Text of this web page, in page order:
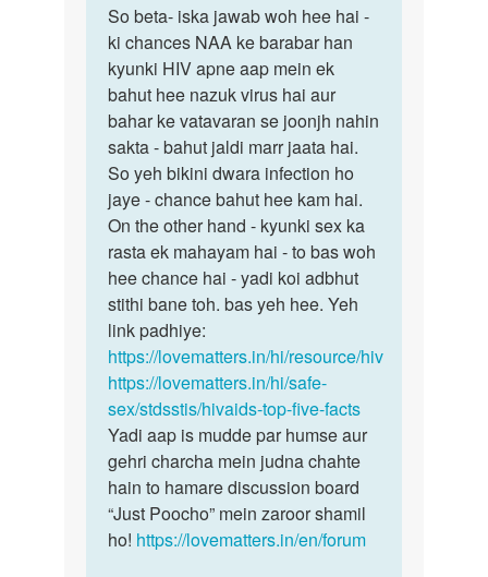
to
Medam
ji
Mene
aapse
pucha…
by
Rakesh
So
beta-
iska
jawab
woh
hee…
So beta- iska jawab woh hee hai -
ki chances NAA ke barabar han
kyunki HIV apne aap mein ek
bahut hee nazuk virus hai aur
bahar ke vatavaran se joonjh nahin
sakta - bahut jaldi marr jaata hai.
So yeh bikini dwara infection ho
jaye - chance bahut hee kam hai.
On the other hand - kyunki sex ka
rasta ek mahayam hai - to bas woh
hee chance hai - yadi koi adbhut
stithi bane toh. bas yeh hee. Yeh
link padhiye:
https://lovematters.in/hi/resource/hiv
https://lovematters.in/hi/safe-
sex/stdsstis/hivaids-top-five-facts
Yadi aap is mudde par humse aur
gehri charcha mein judna chahte
hain to hamare discussion board
“Just Poocho” mein zaroor shamil
ho! https://lovematters.in/en/forum